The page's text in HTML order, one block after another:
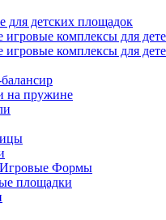
для детских площадок
игровые комплексы для
игровые комплексы для
на пружине
Формы
площадки